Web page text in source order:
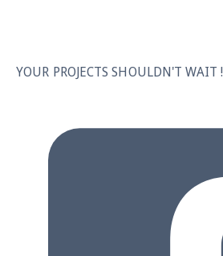
YOUR PROJECTS SHOULDN'T WAIT !